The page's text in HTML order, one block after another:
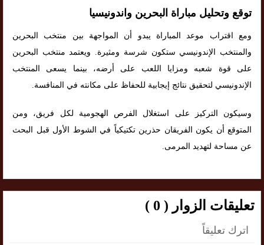
توقع وتحليل مباراة البحرين واندونيسيا
ومع اقتراب موعد المباراة يبدو أن المواجهة بين منتخب البحرين
والمنتخب الإندونيسي ستكون شرسة ومثيرة. ويعتمد منتخب البحرين
على قوة شعبه ومزايا اللعب على أرضه، بينما يسعى المنتخب
الإندونيسي لتحقيق نتائج إيجابية للحفاظ على مكانته في المنافسة.
وسيكون التركيز على استغلال الفرص الهجومية لكل فريق، ومن
المتوقع أن يكون الفريقان حذرين تكتيكياً في الشوط الأول قبل البحث
عن مساحة لتهديد المرمى.
تعليقات الزوار ( 0 )
اترك تعليقاً